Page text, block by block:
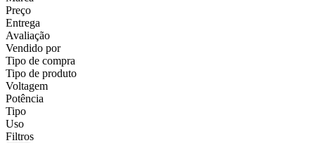
Preço
Entrega
Avaliação
Vendido por
Tipo de compra
Tipo de produto
Voltagem
Potência
Tipo
Uso
Filtros